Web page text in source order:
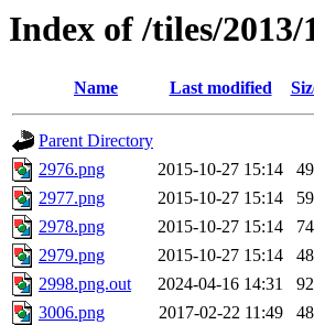
Index of /tiles/2013/
Name Last modified
Parent Directory
2976.png
2015-10-27 15:14
2977.png
2015-10-27 15:14
2978.png
2015-10-27 15:14
2979.png
2015-10-27 15:14
2998.png.out
2024-04-16 14:31
3006.png
2017-02-22 11:49